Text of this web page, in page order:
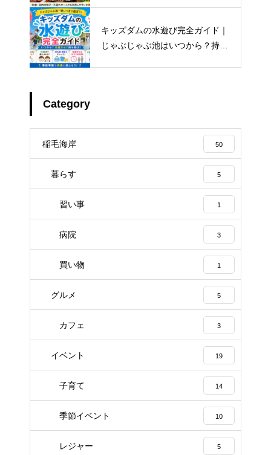
キッズダムの水遊び完全ガイド｜
じゃぶじゃぶ池はいつから？持ち
Category
稲毛海岸 50
暮らす 5
習い事 1
病院 3
買い物 1
グルメ 5
カフェ 3
イベント 19
子育て 14
季節イベント 10
レジャー 5